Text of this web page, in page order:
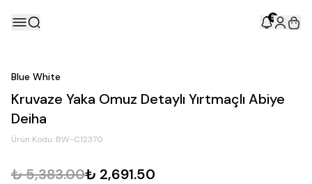
5
Blue White
Kruvaze Yaka Omuz Detaylı Yırtmaçlı Abiye
Deiha
Ürün Kodu: BW-C12370
₺ 5,383.00₺ 2,691.50